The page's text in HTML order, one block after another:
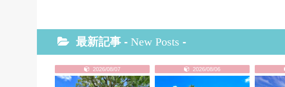
最新記事 - New Posts -
2026/08/07 2026/08/06